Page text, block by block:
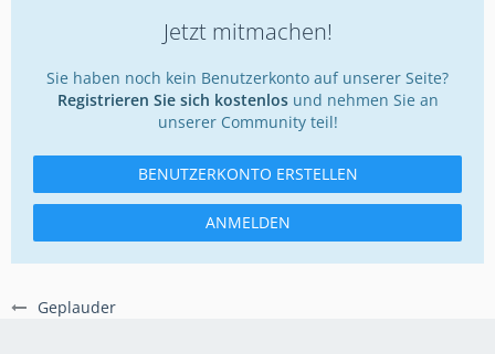
Geplauder
Jetzt mitmachen!
Sie haben noch kein Benutzerkonto auf unserer Seite?
Registrieren Sie sich kostenlosund nehmen Sie an
unserer Community teil!
BENUTZERKONTO ERSTELLEN
ANMELDEN